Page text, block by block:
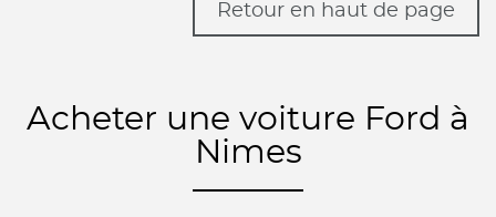
Retour en haut de page
Acheter une voiture Ford à
Nimes